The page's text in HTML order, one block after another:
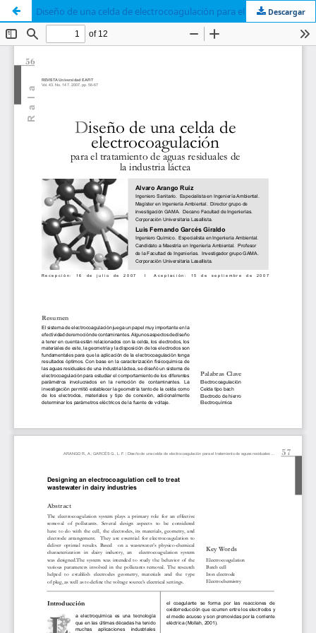
Diseño de una celda de electrocoagulación para el tratamiento de aguas residuales de la industria láctea
Descargar